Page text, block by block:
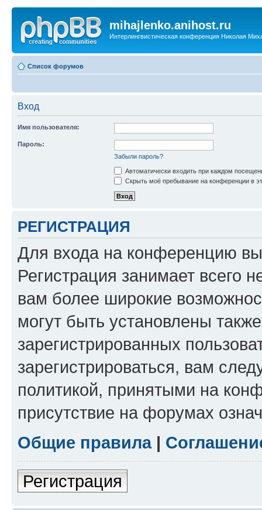
mihajlenko.anihost.ru
Интерлингвистическая конференция Николая
Список форумов
Вход
Имя пользователя:
Пароль:
Забыли пароль?
Автоматически входить при каждом
Скрыть моё пребывание на конференции в
РЕГИСТРАЦИЯ
Для входа на конференцию
Регистрация занимает всего
вам более широкие
могут быть установлены
зарегистрированных
зарегистрироваться, вам
политикой, принятыми на
присутствие на форумах
Общие правила|
Регистрация